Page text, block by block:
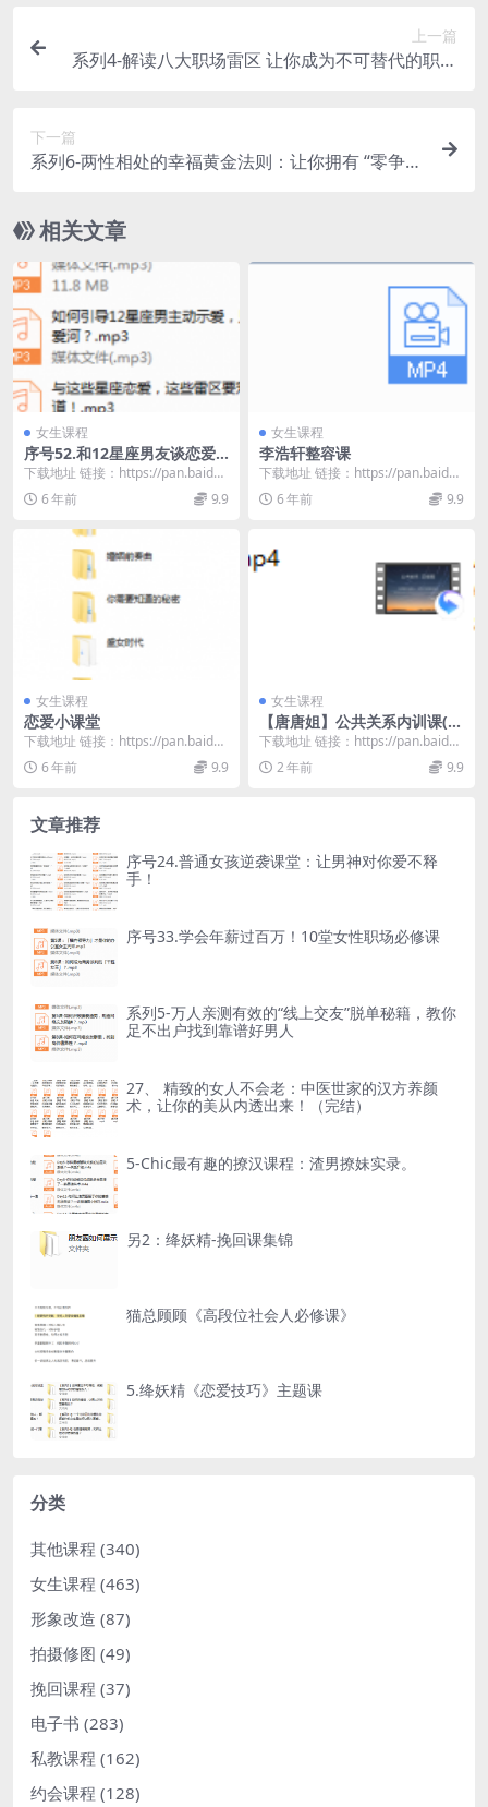
上一篇
系列4-解读八大职场雷区 让你成为不可替代的职场
下一篇
系列6-两性相处的幸福黄金法则：让你拥有 “零争吵
相关文章
女生课程
序号52.和12星座男友谈恋爱
的正确姿势
下载地址 链接：https://pan.baidu.
com/s/1gp4Ks13...
6 年前 9.9
女生课程
李浩轩整容课
下载地址 链接：https://pan.baidu.
com/s/1PEMtTig...
6 年前 9.9
女生课程
恋爱小课堂
下载地址 链接：https://pan.baidu.
com/s/1_rYre3W...
6 年前 9.9
女生课程
【唐唐姐】公共关系内训课(2
节)
下载地址 链接：https://pan.baidu.
com/s/1_bJuA1L...
2 年前 9.9
文章推荐
序号24.普通女孩逆袭课堂：让男神对你爱不释
手！
序号33.学会年薪过百万！10堂女性职场必修课
系列5-万人亲测有效的“线上交友”脱单秘籍，教你
足不出户找到靠谱好男人
27、 精致的女人不会老：中医世家的汉方养颜
术，让你的美从内透出来！（完结）
5-Chic最有趣的撩汉课程：渣男撩妹实录。
另2：绛妖精-挽回课集锦
猫总顾顾《高段位社会人必修课》
5.绛妖精《恋爱技巧》主题课
分类
其他课程 (340)
女生课程 (463)
形象改造 (87)
拍摄修图 (49)
挽回课程 (37)
电子书 (283)
私教课程 (162)
约会课程 (128)